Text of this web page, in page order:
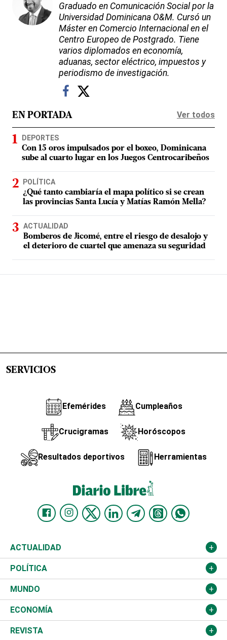
Graduado en Comunicación Social por la
Universidad Dominicana O&M. Cursó un
Máster en Comercio Internacional en el
Centro Europeo de Postgrado. Tiene
varios diplomados en economía,
aduanas, sector eléctrico, impuestos y
periodismo de investigación.
EN PORTADA Ver todos
DEPORTES
Con 15 oros impulsados por el boxeo, Dominicana
sube al cuarto lugar en los Juegos Centrocaribeños
POLÍTICA
¿Qué tanto cambiaría el mapa político si se crean
las provincias Santa Lucía y Matías Ramón Mella?
ACTUALIDAD
Bomberos de Jicomé, entre el riesgo de desalojo y
el deterioro de cuartel que amenaza su seguridad
SERVICIOS
Efemérides Cumpleaños
Crucigramas Horóscopos
Resultados deportivos Herramientas
ACTUALIDAD
Nacional
Ciudad
Educación
Salud
POLÍTICA
Partidos
JCE
TSE
MUNDO
Estados Unidos
América Latina
ECONOMÍA
Finanzas
REVISTA